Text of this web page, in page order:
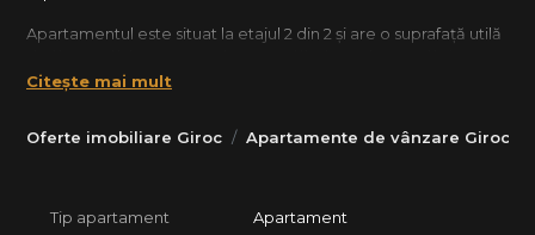
Oferte imobiliare Giroc Apartamente de vânzare Giroc
Apartamentul este situat la etajul 2 din 2 și are o suprafață utilă
**pod pentru depozitare cu acces direct din apartament**.
* bucătărie închisă
* dormitor
Citește mai mult
Tip apartament Apartament